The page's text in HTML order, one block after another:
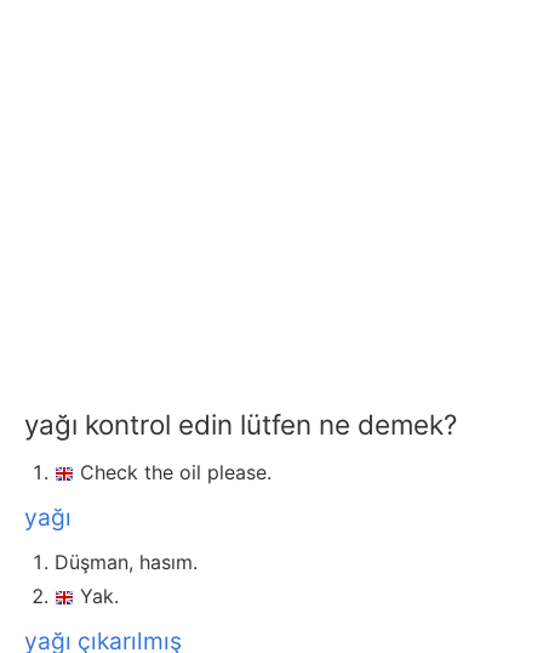
yağı kontrol edin lütfen ne demek?
Check the oil please.
yağı
Düşman, hasım.
Yak.
yağı çıkarılmış